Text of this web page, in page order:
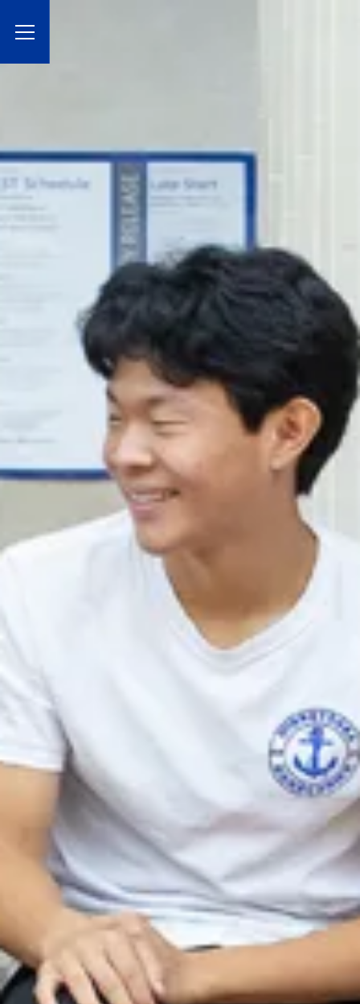
Toggle Menu